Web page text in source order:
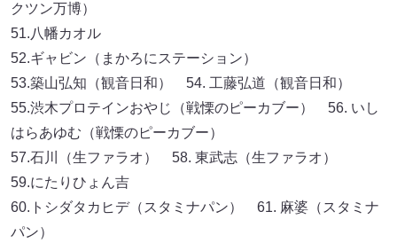
クツン万博）
51.八幡カオル
52.ギャビン（まかろにステーション）
53.築山弘知（観音日和） 54. 工藤弘道（観音日和）
55.渋木プロテインおやじ（戦慄のピーカブー） 56. いし
はらあゆむ（戦慄のピーカブー）
57.石川（生ファラオ） 58. 東武志（生ファラオ）
59.にたりひょん吉
60.トシダタカヒデ（スタミナパン） 61. 麻婆（スタミナ
パン）